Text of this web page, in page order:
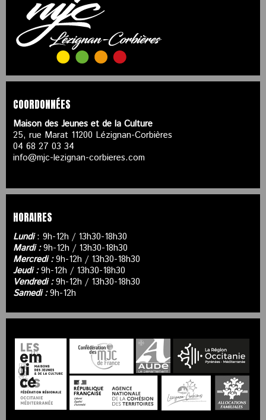
COORDONNÉES
Maison des Jeunes et de la Culture
25, rue Marat 11200 Lézignan-Corbières
04 68 27 03 34
info@mjc-lezignan-corbieres.com
HORAIRES
Lundi: 9h-12h / 13h30-18h30
Mardi :9h-12h / 13h30-18h30
Mercredi :9h-12h / 13h30-18h30
Jeudi :9h-12h / 13h30-18h30
Vendredi :9h-12h / 13h30-18h30
Samedi :9h-12h